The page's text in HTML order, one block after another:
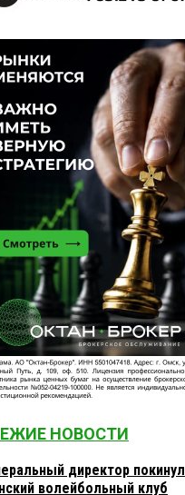
НОВОСТИ
директор покинул
волейбольный клуб